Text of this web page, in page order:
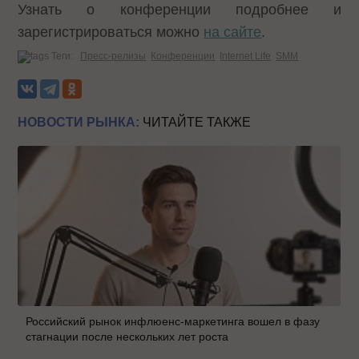
Узнать о конференции подробнее и
зарегистрироваться можно на сайте.
Теги: Пресс-релизы Конференции Internet Life SMM
НОВОСТИ РЫНКА: ЧИТАЙТЕ ТАКЖЕ
Российский рынок инфлюенс-маркетинга вошел в фазу
стагнации после нескольких лет роста